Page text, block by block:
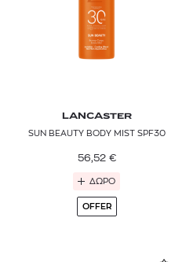
LANCASTER
SUN BEAUTY BODY MIST SPF30
56,52 €
ΔΩΡΟ
OFFER